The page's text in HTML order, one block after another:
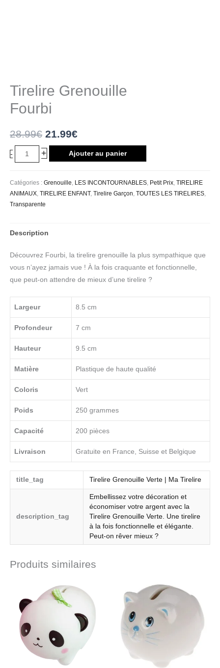
Tirelire Grenouille
Fourbi
28.99€ 21.99€
- + Ajouter au panier
Catégories : Grenouille LES INCONTOURNABLES Petit Prix TIRELIRE
ANIMAUX TIRELIRE ENFANT, Tirelire Garçon TOUTES LES TIRELIRES
Transparente
Description
Découvrez Fourbi, la tirelire grenouille la plus sympathique que
vous n’ayez jamais vue ! À la fois craquante et fonctionnelle,
que peut-on attendre de mieux d’une tirelire ?
Largeur 8.5 cm
Profondeur 7 cm
Hauteur 9.5 cm
Matière Plastique de haute qualité
Coloris Vert
Poids 250 grammes
Capacité 200 pièces
Livraison Gratuite en France, Suisse et Belgique
title_tag Tirelire Grenouille Verte | Ma Tirelire
description_tag
Embellissez votre décoration et
économiser votre argent avec la
Tirelire Grenouille Verte. Une tirelire
à la fois fonctionnelle et élégante.
Peut-on rêver mieux ?
Produits similaires